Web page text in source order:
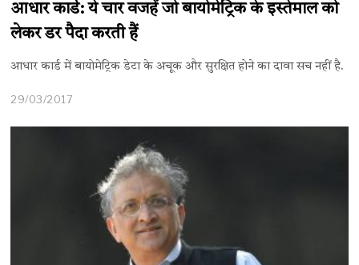
आधार कार्ड: ये चार वजहें जो बायोमेट्रिक के इस्तेमाल को
लेकर डर पैदा करती हैं
आधार कार्ड में बायोमेट्रिक डेटा के अचूक और सुरक्षित होने का दावा सच नहीं है.
29/03/2017